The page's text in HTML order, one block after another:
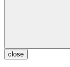
close